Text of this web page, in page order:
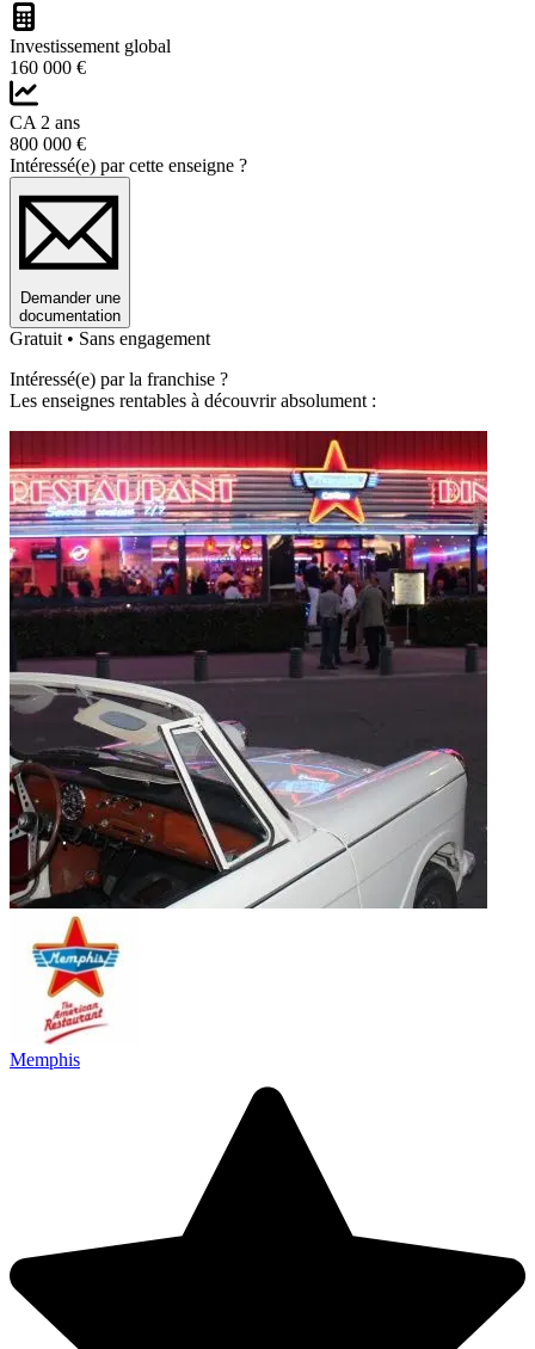
Investissement global
160 000 €
CA 2 ans
800 000 €
Intéressé(e) par cette enseigne ?
Demander une
documentation
Gratuit • Sans engagement
Intéressé(e) par la franchise ?
Les enseignes rentables à découvrir absolument :
Memphis